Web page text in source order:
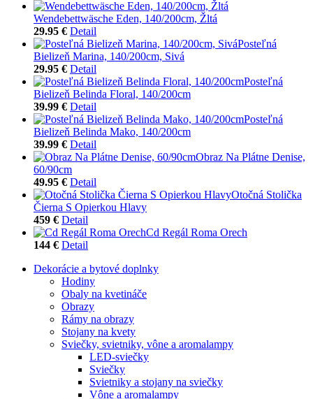
Wendebettwäsche Eden, 140/200cm, Žltá
29.95 € Detail
Posteľná
Bielizeň Marina, 140/200cm, Sivá
29.95 € Detail
Posteľná
Bielizeň Belinda Floral, 140/200cm
39.99 € Detail
Posteľná
Bielizeň Belinda Mako, 140/200cm
39.99 € Detail
Obraz Na Plátne Denise,
60/90cm
49.95 € Detail
Otočná Stolička
Čierna S Opierkou Hlavy
459 € Detail
Cd Regál Roma Orech
144 € Detail
Dekorácie a bytové doplnky
Hodiny
Obaly na kvetináče
Obrazy
Rámy na obrazy
Stojany na kvety
Sviečky, svietniky, vône a aromalampy
LED-sviečky
Sviečky
Svietniky a stojany na sviečky
Vône a aromalampy